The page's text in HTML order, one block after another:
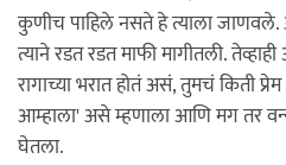
कुणीच पाहिले नसते हे त्याला जाणवले.
त्याने रडत रडत माफी मागीतली.
रागाच्या भरात होतं असं, तुमचं किती
आम्हाला' असे म्हणाला आणि मग तर
घेतला.